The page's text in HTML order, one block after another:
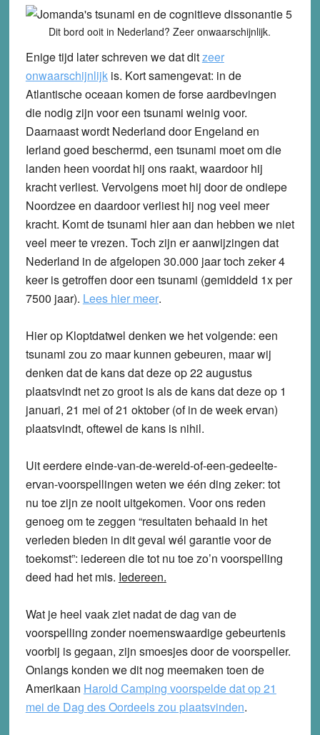
Dit bord ooit in Nederland? Zeer onwaarschijnlijk.
Enige tijd later schreven we dat ditzeer
onwaarschijnlijkis. Kort samengevat: in de
Atlantische oceaan komen de forse aardbevingen
die nodig zijn voor een tsunami weinig voor.
Daarnaast wordt Nederland door Engeland en
Ierland goed beschermd, een tsunami moet om die
landen heen voordat hij ons raakt, waardoor hij
kracht verliest. Vervolgens moet hij door de ondiepe
Noordzee en daardoor verliest hij nog veel meer
kracht. Komt de tsunami hier aan dan hebben we niet
veel meer te vrezen. Toch zijn er aanwijzingen dat
Nederland in de afgelopen 30.000 jaar toch zeker 4
keer is getroffen door een tsunami (gemiddeld 1x per
7500 jaar). Lees hier meer.
Hier op Kloptdatwel denken we het volgende: een
tsunami zou zo maar kunnen gebeuren, maar wij
denken dat de kans dat deze op 22 augustus
plaatsvindt net zo groot is als de kans dat deze op 1
januari, 21 mei of 21 oktober (of in de week ervan)
plaatsvindt, oftewel de kans is nihil.
Uit eerdere einde-van-de-wereld-of-een-gedeelte-
ervan-voorspellingen weten we één ding zeker: tot
nu toe zijn ze nooit uitgekomen. Voor ons reden
genoeg om te zeggen “resultaten behaald in het
verleden bieden in dit geval wél garantie voor de
toekomst”: iedereen die tot nu toe zo’n voorspelling
deed had het mis. Iedereen.
Wat je heel vaak ziet nadat de dag van de
voorspelling zonder noemenswaardige gebeurtenis
voorbij is gegaan, zijn smoesjes door de voorspeller.
Onlangs konden we dit nog meemaken toen de
Amerikaan Harold Camping voorspelde dat op 21
mei de Dag des Oordeels zou plaatsvinden.